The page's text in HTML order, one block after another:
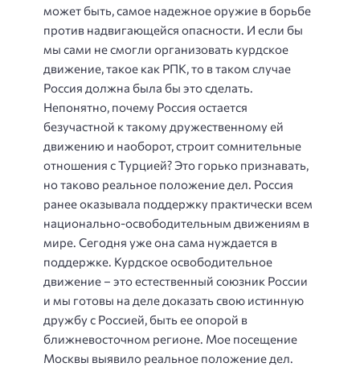
может быть, самое надежное оружие в борьбе
против надвигающейся опасности. И если бы
мы сами не смогли организовать курдское
движение, такое как РПК, то в таком случае
Россия должна была бы это сделать.
Непонятно, почему Россия остается
безучастной к такому дружественному ей
движению и наоборот, строит сомнительные
отношения с Турцией? Это горько признавать,
но таково реальное положение дел. Россия
ранее оказывала поддержку практически всем
национально-освободительным движениям в
мире. Сегодня уже она сама нуждается в
поддержке. Курдское освободительное
движение – это естественный союзник России
и мы готовы на деле доказать свою истинную
дружбу с Россией, быть ее опорой в
ближневосточном регионе. Мое посещение
Москвы выявило реальное положение дел.